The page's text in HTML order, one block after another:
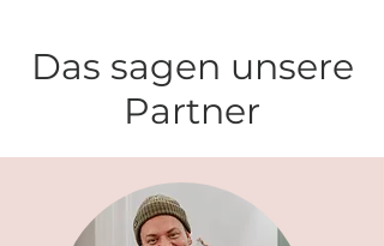
Das sagen unsere
Partner